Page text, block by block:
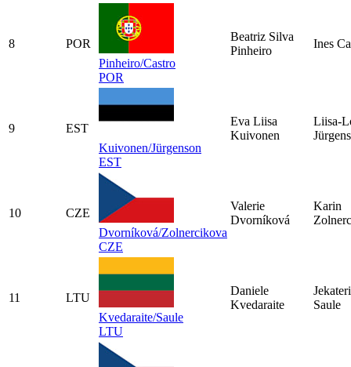
8
POR
Pinheiro/Castro
POR
Beatriz Silva
Pinheiro
Ines
9
EST
Kuivonen/Jürgenson
EST
Eva Liisa
Kuivonen
Liisa-
10
CZE
Dvorníková/Zolnercikova
CZE
Valerie
Dvorníková
Karin
11
LTU
Kvedaraite/Saule
LTU
Daniele
Kvedaraite
Saule